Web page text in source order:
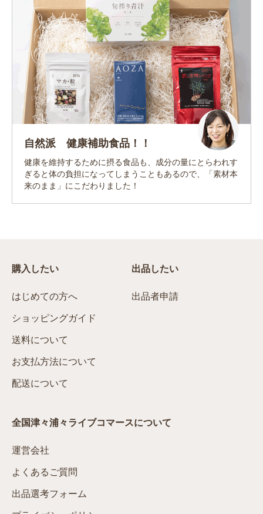
自然派 健康補助食品！！
健康を維持するために摂る食品も、成分の量にとらわれす
ぎると体の負担になってしまうこともあるので、「素材本
来のまま」にこだわりました！
購入したい
はじめての方へ
ショッピングガイド
送料について
お支払方法について
配送について
出品したい
出品者申請
全国津々浦々ライブコマースについて
運営会社
よくあるご質問
出品選考フォーム